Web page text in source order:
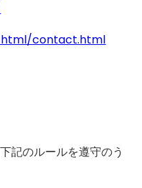
contact.html
記のルールを遵守のう